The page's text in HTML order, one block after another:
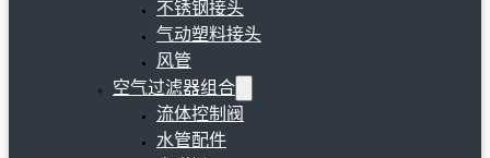
不锈钢接头
气动塑料接头
风管
空气过滤器组合
流体控制阀
水管配件